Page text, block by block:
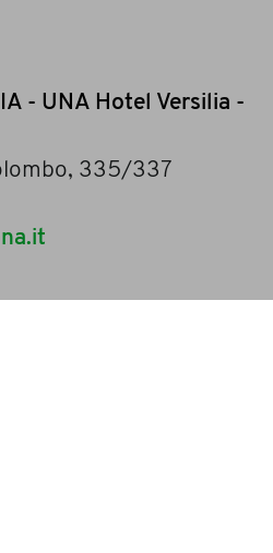
- UNA Hotel Versilia -
335/337